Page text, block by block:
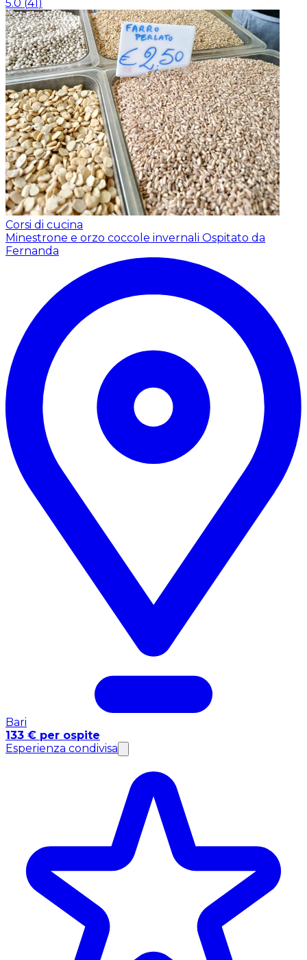
5.0 (41 )
Corsi di cucina
Minestrone e orzo coccole invernali Ospitato da
Fernanda
Bari
133 € per ospite
Esperienza condivisa